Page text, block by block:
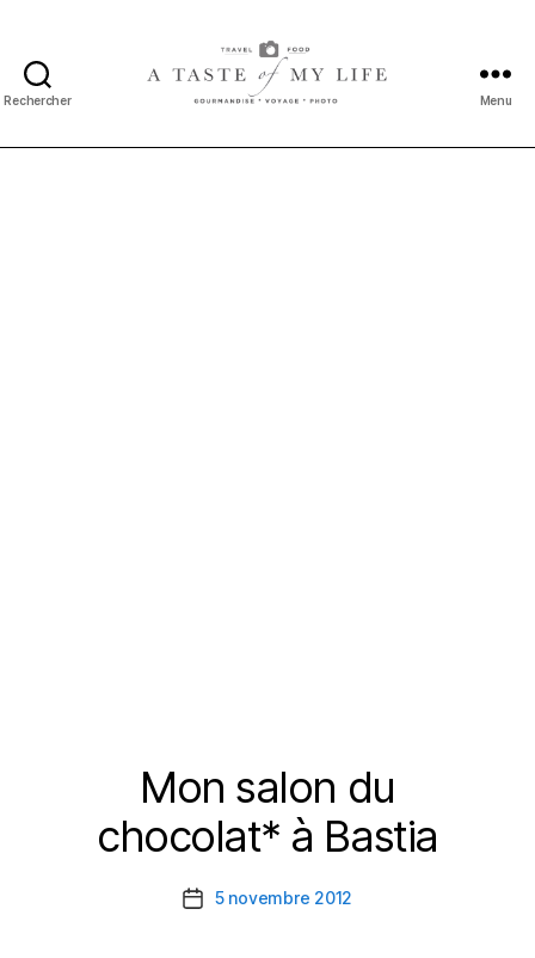
Rechercher
taste
Menu
Catégories
Mon salon du
chocolat* à Bastia
Date5 novembre 2012